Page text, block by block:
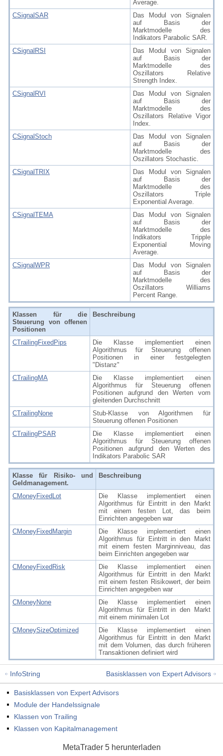
Average.
CSignalSAR
Das Modul von Signalen
auf Basis der
Marktmodelle des
Indikators Parabolic SAR.
CSignalRSI
Das Modul von Signalen
auf Basis der
Marktmodelle des
Oszillators Relative
Strength Index.
CSignalRVI
Das Modul von Signalen
auf Basis der
Marktmodelle des
Oszillators Relative Vigor
Index.
CSignalStoch
Das Modul von Signalen
auf Basis der
Marktmodelle des
Oszillators Stochastic.
CSignalTRIX
Das Modul von Signalen
auf Basis der
Marktmodelle des
Oszillators Triple
Exponential Average.
CSignalTEMA
Das Modul von Signalen
auf Basis der
Marktmodelle des
Indikators Tripple
Exponential Moving
Average.
CSignalWPR
Das Modul von Signalen
auf Basis der
Marktmodelle des
Oszillators Williams
Percent Range.
Klassen für die
Steuerung von offenen
Positionen
Beschreibung
CTrailingFixedPips
Die Klasse implementiert einen
Algorithmus für Steuerung offenen
Positionen in einer festgelegten
"Distanz"
CTrailingMA
Die Klasse implementiert einen
Algorithmus für Steuerung offenen
Positionen aufgrund den Werten vom
gleitenden Durchschnitt
CTrailingNone
Stub-Klasse von Algorithmen für
Steuerung offenen Positionen
CTrailingPSAR
Die Klasse implementiert einen
Algorithmus für Steuerung offenen
Positionen aufgrund den Werten des
Indikators Parabolic SAR
Klasse für Risiko- und
Geldmanagement.
Beschreibung
CMoneyFixedLot
Die Klasse implementiert einen
Algorithmus für Eintritt in den Markt
mit einem festen Lot, das beim
Einrichten angegeben war
CMoneyFixedMargin
Die Klasse implementiert einen
Algorithmus für Eintritt in den Markt
mit einem festen Marginniveau, das
beim Einrichten angegeben war
CMoneyFixedRisk
Die Klasse implementiert einen
Algorithmus für Eintritt in den Markt
mit einem festen Risikowert, der beim
Einrichten angegeben war
CMoneyNone
Die Klasse implementiert einen
Algorithmus für Eintritt in den Markt
mit einem minimalen Lot
CMoneySizeOptimized
Die Klasse implementiert einen
Algorithmus für Eintritt in den Markt
mit dem Volumen, das durch früheren
Transaktionen definiert wird
InfoString Basisklassen von Expert Advisors
Basisklassen von Expert Advisors
Module der Handelssignale
Klassen von Trailing
Klassen von Kapitalmanagement
MetaTrader 5herunterladen